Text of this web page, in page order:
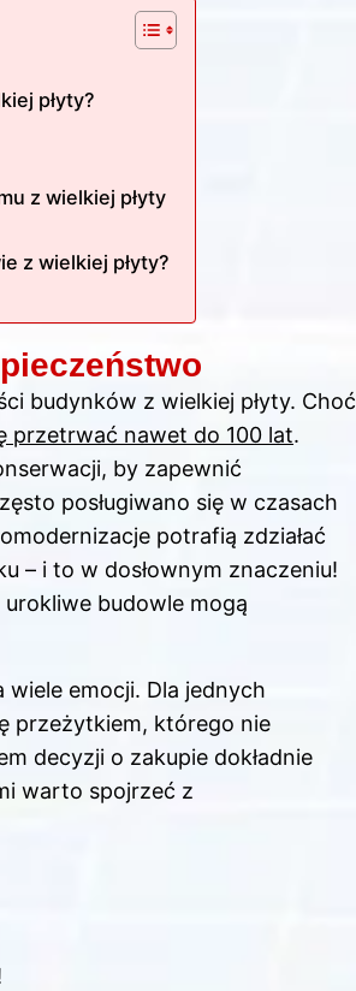
płyty?
z wielkiej płyty
z wielkiej płyty?
budynków z wielkiej płyty. Choć
przetrwać nawet do 100 lat.
by zapewnić
posługiwano się w czasach
potrafią zdziałać
– i to w dosłownym znaczeniu!
budowle mogą
emocji. Dla jednych
przeżytkiem, którego nie
decyzji o zakupie dokładnie
warto spojrzeć z